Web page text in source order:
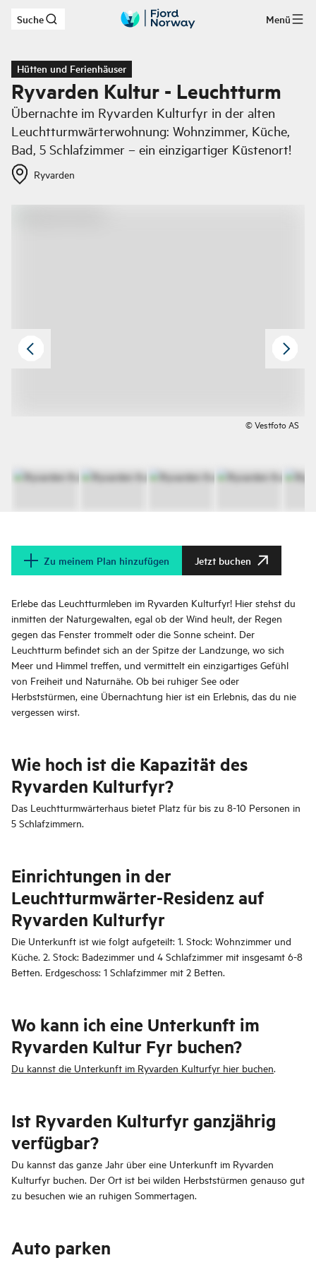
Zum Hauptinhalt
Suche Menü
Hütten und Ferienhäuser
Ryvarden Kultur - Leuchtturm
Übernachte im Ryvarden Kulturfyr in der alten
Leuchtturmwärterwohnung: Wohnzimmer, Küche,
Bad, 5 Schlafzimmer – ein einzigartiger Küstenort!
Ryvarden
© Vestfoto AS
Zu meinem Plan hinzufügen Jetzt buchen
Erlebe das Leuchtturmleben im Ryvarden Kulturfyr! Hier stehst du
inmitten der Naturgewalten, egal ob der Wind heult, der Regen
gegen das Fenster trommelt oder die Sonne scheint. Der
Leuchtturm befindet sich an der Spitze der Landzunge, wo sich
Meer und Himmel treffen, und vermittelt ein einzigartiges Gefühl
von Freiheit und Naturnähe. Ob bei ruhiger See oder
Herbststürmen, eine Übernachtung hier ist ein Erlebnis, das du nie
vergessen wirst.
Wie hoch ist die Kapazität des
Ryvarden Kulturfyr?
Das Leuchtturmwärterhaus bietet Platz für bis zu 8-10 Personen in
5 Schlafzimmern.
Einrichtungen in der
Leuchtturmwärter-Residenz auf
Ryvarden Kulturfyr
Die Unterkunft ist wie folgt aufgeteilt: 1. Stock: Wohnzimmer und
Küche. 2. Stock: Badezimmer und 4 Schlafzimmer mit insgesamt 6-8
Betten. Erdgeschoss: 1 Schlafzimmer mit 2 Betten.
Wo kann ich eine Unterkunft im
Ryvarden Kultur Fyr buchen?
Du kannst die Unterkunft im Ryvarden Kulturfyr hier buchen.
Ist Ryvarden Kulturfyr ganzjährig
verfügbar?
Du kannst das ganze Jahr über eine Unterkunft im Ryvarden
Kulturfyr buchen. Der Ort ist bei wilden Herbststürmen genauso gut
zu besuchen wie an ruhigen Sommertagen.
Auto parken